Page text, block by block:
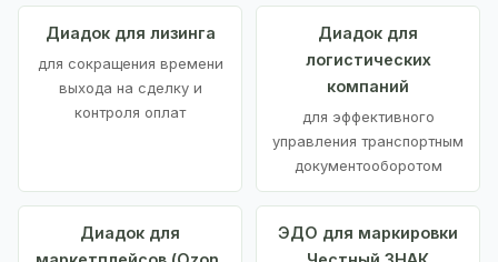
Диадок для лизинга
для сокращения времени
выхода на сделку и
контроля оплат
Диадок для
логистических
компаний
для эффективного
управления транспортным
документооборотом
Диадок для
ЭДО для маркировки